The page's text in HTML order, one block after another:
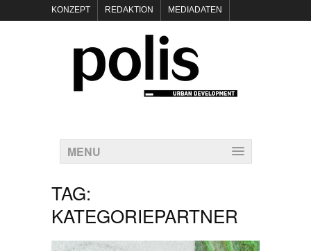
KONZEPT REDAKTION MEDIADATEN
POLIS KEYNOTES
KONTAKT DATENSCHUTZ IMPRESSUM
MENU
TAG:
KATEGORIEPARTNER